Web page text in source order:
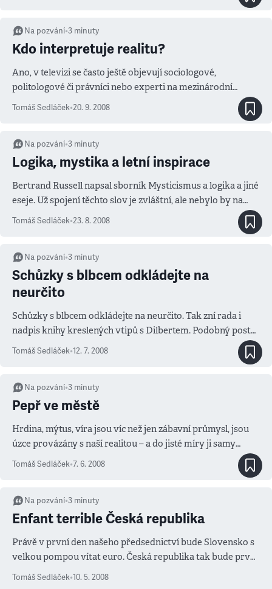
Na pozvání•3 minuty
Kdo interpretuje realitu?
Ano, v televizi se často ještě objevují sociologové,
politologové či právníci nebo experti na mezinárodní
vztahy, ale nelze se zbavit dojmu, že většinu událostí této
Tomáš Sedláček•20. 9. 2008
Na pozvání•3 minuty
Logika, mystika a letní inspirace
Bertrand Russell napsal sborník Mysticismus a logika a jiné
eseje. Už spojení těchto slov je zvláštní, ale nebylo by na
tom nic zas tak radikálního, kdyby pan Russell nebyl
potřebuje mystiku.
Tomáš Sedláček•23. 8. 2008
Na pozvání•3 minuty
Schůzky s blbcem odkládejte na
neurčito
Schůzky s blbcem odkládejte na neurčito. Tak zní rada i
nadpis knihy kreslených vtipů s Dilbertem. Podobný postoj
má i naše vláda k přijetí eura.
Tomáš Sedláček•12. 7. 2008
Na pozvání•3 minuty
Pepř ve městě
Hrdina, mýtus, víra jsou víc než jen zábavní průmysl, jsou
úzce provázány s naší realitou – a do jisté míry ji samy
dotvářejí. Moderní mýtus například vytváří představu o
ideálním životě. Podle něho pak zkoušíme nasměrovat
městě.
Tomáš Sedláček•7. 6. 2008
Na pozvání•3 minuty
Enfant terrible Česká republika
Právě v první den našeho předsednictví bude Slovensko s
velkou pompou vítat euro. Česká republika tak bude první
novou předsednickou zemí EU, která nejenže euro
Tomáš Sedláček•10. 5. 2008